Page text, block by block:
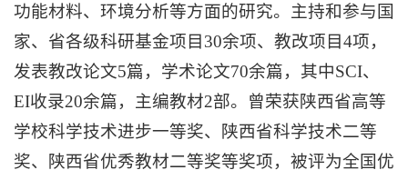
功能材料、环境分析等方面的研究。主持和参与国
家、省各级科研基金项目30余项、教改项目4项，
发表教改论文5篇，学术论文70余篇，其中SCI、
EI收录20余篇，主编教材2部。曾荣获陕西省高等
学校科学技术进步一等奖、陕西省科学技术二等
奖、陕西省优秀教材二等奖等奖项，被评为全国优